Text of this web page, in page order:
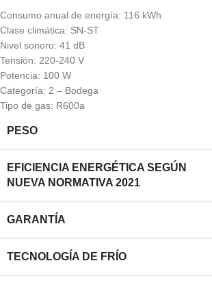
Consumo anual de energía: 116 kWh
Clase climática: SN-ST
Nivel sonoro: 41 dB
Tensión: 220-240 V
Potencia: 100 W
Categoría: 2 – Bodega
Tipo de gas: R600a
PESO
EFICIENCIA ENERGÉTICA SEGÚN
NUEVA NORMATIVA 2021
GARANTÍA
TECNOLOGÍA DE FRÍO